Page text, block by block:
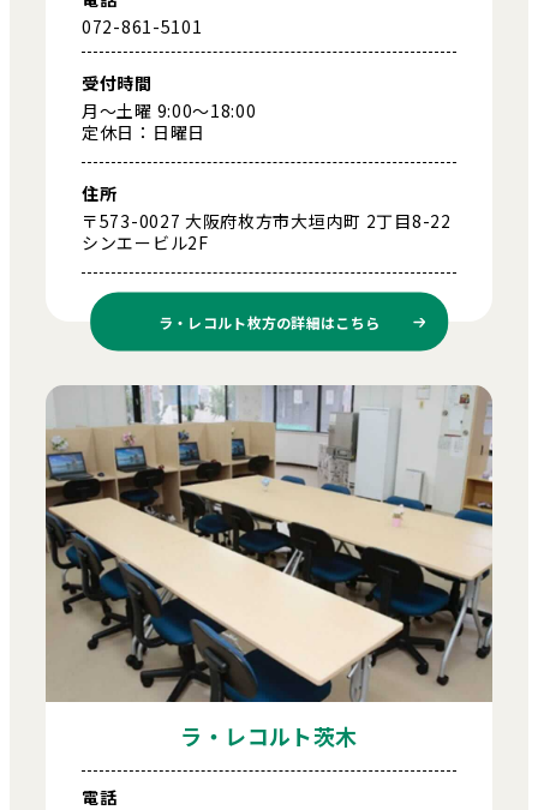
072-861-5101
受付時間
月～土曜 9:00～18:00
定休日：日曜日
住所
〒573-0027 大阪府枚方市大垣内町 2丁目8-22
シンエービル2F
ラ・レコルト枚方の詳細はこちら
ラ・レコルト茨木
電話